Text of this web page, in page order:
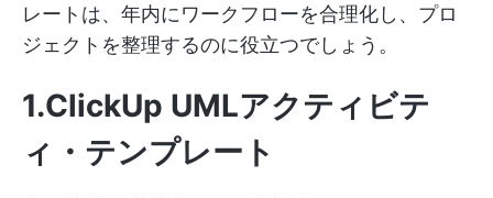
レートは、年内にワークフローを合理化し、プロ
ジェクトを整理するのに役立つでしょう。
1.ClickUp UMLアクティビテ
ィ・テンプレート